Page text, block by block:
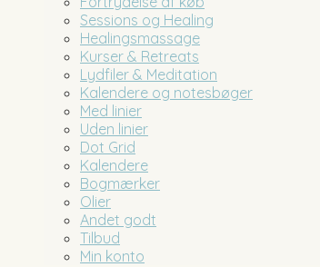
Sessions og Healing
Healingsmassage
Kurser & Retreats
Lydfiler & Meditation
Kalendere og notesbøger
Med linier
Uden linier
Dot Grid
Kalendere
Bogmærker
Olier
Andet godt
Tilbud
Min konto